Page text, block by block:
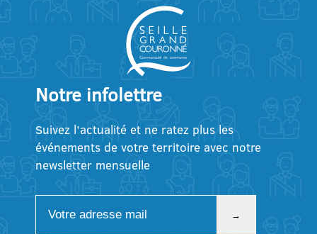
Notre infolettre
Suivez l’actualité et ne ratez plus les
événements de votre territoire avec notre
newsletter mensuelle